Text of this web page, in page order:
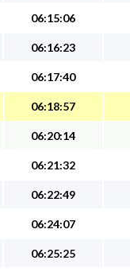
06:15:06
06:16:23
06:17:40
06:18:57
06:20:14
06:21:32
06:22:49
06:24:07
06:25:25